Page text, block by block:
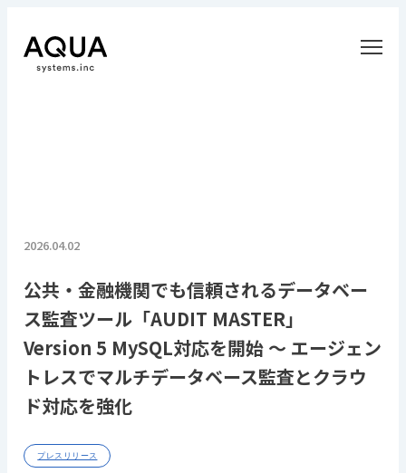
2026.04.02
公共・金融機関でも信頼されるデータベー
ス監査ツール「AUDIT MASTER」
Version 5 MySQL対応を開始 ～ エージェン
トレスでマルチデータベース監査とクラウ
ド対応を強化
プレスリリース